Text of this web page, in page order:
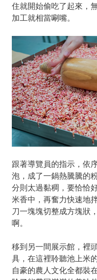
住就開始偷吃了起來，
加工就相當唰嘴。
跟著導覽員的指示，依
泡，成了一鍋熱騰騰的
分則太過黏稠，要恰恰
米香中，再奮力快速地
刀一塊塊切整成方塊狀
啊。
移到另一間展示館，裡
具，在這裡聆聽池上米
自豪的農人文化全都裝